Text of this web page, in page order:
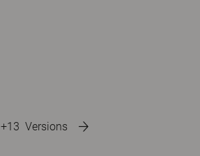
+13 Versions